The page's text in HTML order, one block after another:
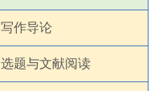
写作导论
选题与文献阅读